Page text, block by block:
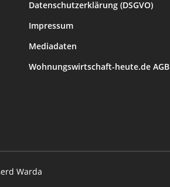
Datenschutzerklärung (DSGVO)
Impressum
Mediadaten
Wohnungswirtschaft-heute.de AGB
Warda